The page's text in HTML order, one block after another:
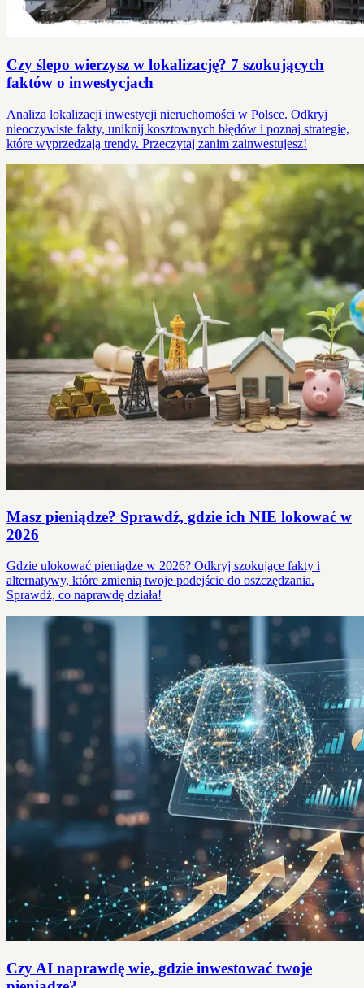
Czy ślepo wierzysz w lokalizację? 7 szokujących
faktów o inwestycjach
Analiza lokalizacji inwestycji nieruchomości w Polsce. Odkryj
nieoczywiste fakty, uniknij kosztownych błędów i poznaj strategie,
które wyprzedzają trendy. Przeczytaj zanim zainwestujesz!
Masz pieniądze? Sprawdź, gdzie ich NIE lokować w
2026
Gdzie ulokować pieniądze w 2026? Odkryj szokujące fakty i
alternatywy, które zmienią twoje podejście do oszczędzania.
Sprawdź, co naprawdę działa!
Czy AI naprawdę wie, gdzie inwestować twoje